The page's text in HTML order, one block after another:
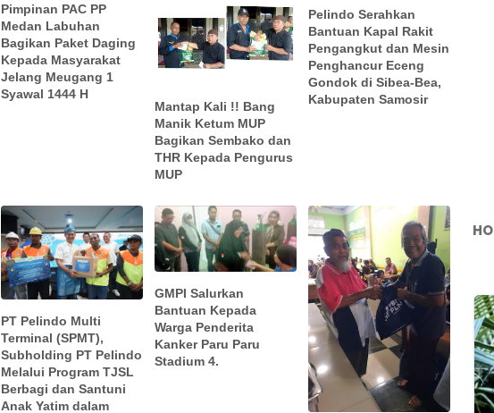
Pimpinan PAC PP
Medan Labuhan
Bagikan Paket Daging
Kepada Masyarakat
Jelang Meugang 1
Syawal 1444 H
Mantap Kali !! Bang
Manik Ketum MUP
Bagikan Sembako dan
THR Kepada Pengurus
MUP
Pelindo Serahkan
Bantuan Kapal Rakit
Pengangkut dan Mesin
Penghancur Eceng
Gondok di Sibea-Bea,
Kabupaten Samosir
PT Pelindo Multi
Terminal (SPMT),
Subholding PT Pelindo
Melalui Program TJSL
Berbagi dan Santuni
Anak Yatim dalam
GMPI Salurkan
Bantuan Kepada
Warga Penderita
Kanker Paru Paru
Stadium 4.